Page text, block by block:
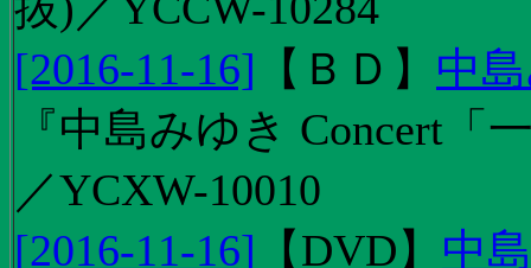
[2016-11-16] 【 ＢＤ 】 中
『中島みゆき Concert
／YCXW-10010
[2016-11-16] 【DVD】 中